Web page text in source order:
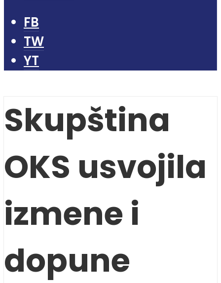
FB
TW
YT
Skupština
OKS usvojila
izmene i
dopune